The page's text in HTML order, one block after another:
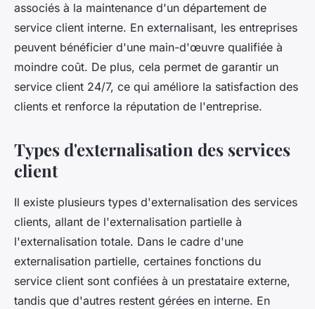
associés à la maintenance d'un département de
service client interne. En externalisant, les entreprises
peuvent bénéficier d'une main-d'œuvre qualifiée à
moindre coût. De plus, cela permet de garantir un
service client 24/7, ce qui améliore la satisfaction des
clients et renforce la réputation de l'entreprise.
Types d'externalisation des services
client
Il existe plusieurs types d'externalisation des services
clients, allant de l'externalisation partielle à
l'externalisation totale. Dans le cadre d'une
externalisation partielle, certaines fonctions du
service client sont confiées à un prestataire externe,
tandis que d'autres restent gérées en interne. En